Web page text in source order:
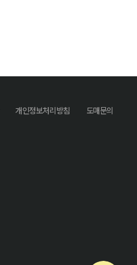
개인정보처리방침 도매문의